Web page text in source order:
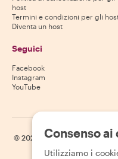
host
Termini e condizioni per gli
Diventa un host
Seguici
Facebook
Instagram
YouTube
© 2026 Withlocals.com |
Consenso ai
Utilizziamo i